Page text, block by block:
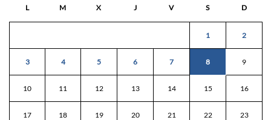
L M X J V S D
1 2
3 4 5 6 7 8 9
10 11 12 13 14 15 16
17 18 19 20 21 22 23